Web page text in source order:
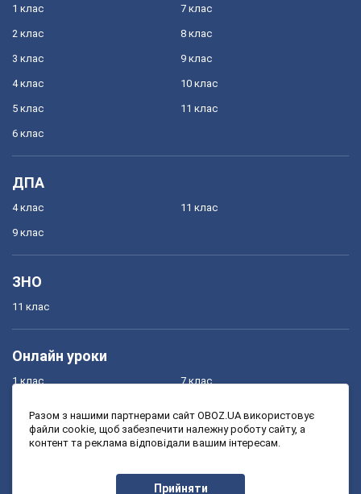
1 клас
2 клас
3 клас
4 клас
5 клас
6 клас
7 клас
8 клас
9 клас
10 клас
11 клас
ДПА
4 клас
9 клас
11 клас
ЗНО
11 клас
Онлайн уроки
1 клас
3 клас
7 клас
9 клас
Разом з нашими партнерами сайт OBOZ.UA використовує
файли cookie, щоб забезпечити належну роботу сайту, а
контент та реклама відповідали вашим інтересам.
Прийняти